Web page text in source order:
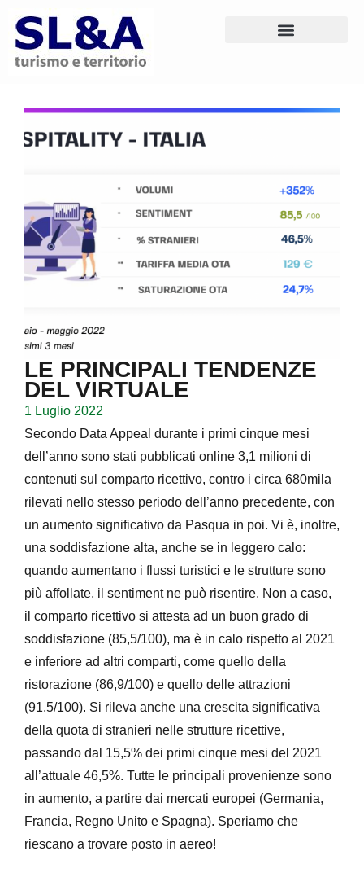
LE PRINCIPALI TENDENZE
DEL VIRTUALE
1 Luglio 2022
Secondo Data Appeal durante i primi cinque mesi
dell’anno sono stati pubblicati online 3,1 milioni di
contenuti sul comparto ricettivo, contro i circa 680mila
rilevati nello stesso periodo dell’anno precedente, con
un aumento significativo da Pasqua in poi. Vi è, inoltre,
una soddisfazione alta, anche se in leggero calo:
quando aumentano i flussi turistici e le strutture sono
più affollate, il sentiment ne può risentire. Non a caso,
il comparto ricettivo si attesta ad un buon grado di
soddisfazione (85,5/100), ma è in calo rispetto al 2021
e inferiore ad altri comparti, come quello della
ristorazione (86,9/100) e quello delle attrazioni
(91,5/100). Si rileva anche una crescita significativa
della quota di stranieri nelle strutture ricettive,
passando dal 15,5% dei primi cinque mesi del 2021
all’attuale 46,5%. Tutte le principali provenienze sono
in aumento, a partire dai mercati europei (Germania,
Francia, Regno Unito e Spagna). Speriamo che
riescano a trovare posto in aereo!